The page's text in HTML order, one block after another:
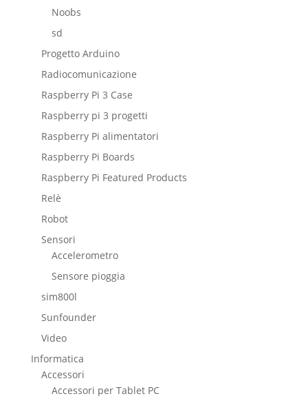
Noobs
sd
Progetto Arduino
Radiocomunicazione
Raspberry Pi 3 Case
Raspberry pi 3 progetti
Raspberry Pi alimentatori
Raspberry Pi Boards
Raspberry Pi Featured Products
Relè
Robot
Sensori
Accelerometro
Sensore pioggia
sim800l
Sunfounder
Video
Informatica
Accessori
Accessori per Tablet PC